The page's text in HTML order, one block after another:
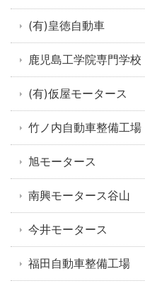
(有)皇徳自動車
鹿児島工学院専門学校
(有)仮屋モータース
竹ノ内自動車整備工場
旭モータース
南興モータース谷山
今井モータース
福田自動車整備工場